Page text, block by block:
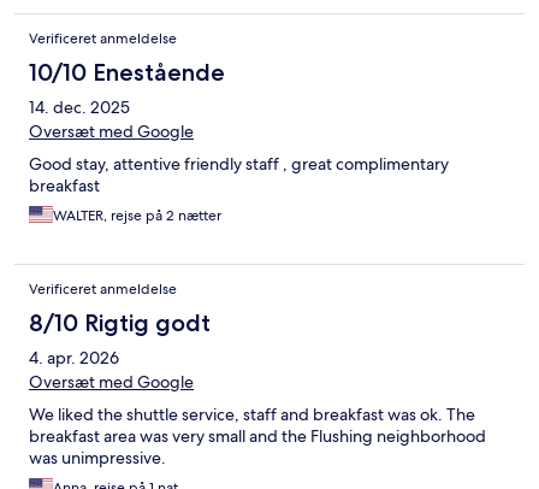
Verificeret anmeldelse
10/10 Enestående
14. dec. 2025
Oversæt med Google
Good stay, attentive friendly staff , great complimentary
breakfast
WALTER, rejse på 2 nætter
Verificeret anmeldelse
8/10 Rigtig godt
4. apr. 2026
Oversæt med Google
We liked the shuttle service, staff and breakfast was ok. The
breakfast area was very small and the Flushing neighborhood
was unimpressive.